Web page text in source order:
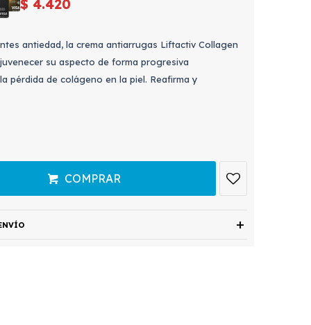
$ 4.420
antiedad, la crema antiarrugas Liftactiv Collagen
su aspecto de forma progresiva
pérdida de colágeno en la piel. Reafirma y
COMPRAR